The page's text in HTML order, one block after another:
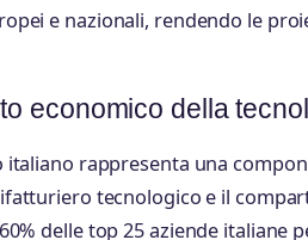
e nazionali, rendendo le
economico della
rappresenta una
tecnologico e il
delle top 25 aziende italiane